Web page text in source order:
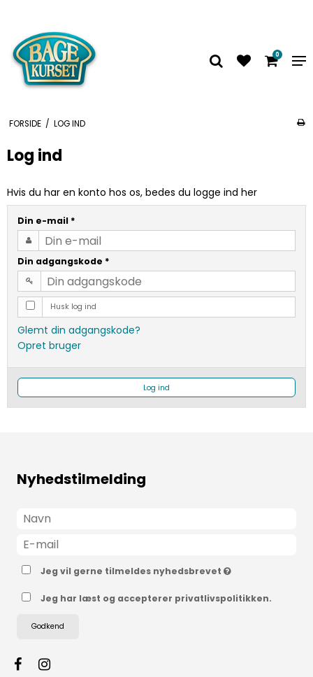
0
FORSIDE / LOG IND
Log ind
Hvis du har en konto hos os, bedes du logge ind her
Din e-mail *
Din adgangskode *
Husk log ind
Glemt din adgangskode?
Opret bruger
Log ind
Nyhedstilmelding
Jeg vil gerne tilmeldes nyhedsbrevet
Jeg har læst og accepterer privatlivspolitikken.
Godkend